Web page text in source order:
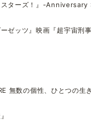
スターズ！』-
ゼッツ』映画『超宇宙刑
無数の個性、ひとつの生